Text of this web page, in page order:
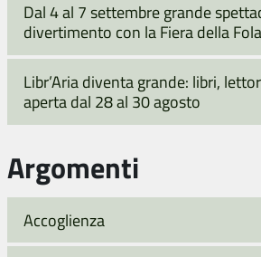
Dal 4 al 7 settembre grande
divertimento con la Fiera della Fola
Libr’Aria diventa grande: libri,
aperta dal 28 al 30 agosto
Argomenti
Accoglienza